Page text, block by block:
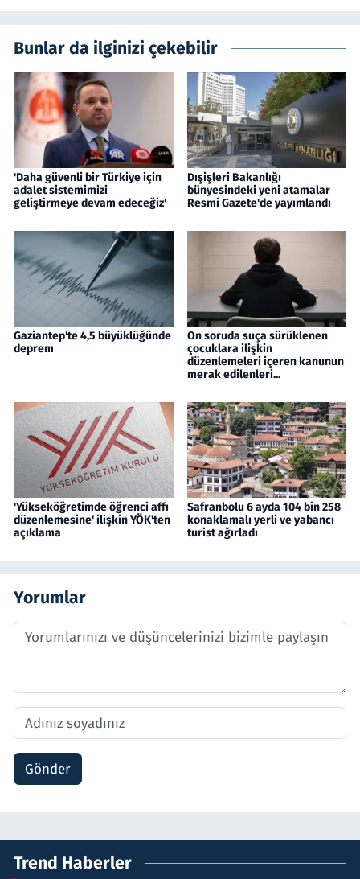
Bunlar da ilginizi çekebilir
'Daha güvenli bir Türkiye için
adalet sistemimizi
geliştirmeye devam edeceğiz'
Dışişleri Bakanlığı
bünyesindeki yeni atamalar
Resmi Gazete'de yayımlandı
Gaziantep'te 4,5 büyüklüğünde
deprem
On soruda suça sürüklenen
çocuklara ilişkin
düzenlemeleri içeren kanunun
merak edilenleri...
'Yükseköğretimde öğrenci affı
düzenlemesine' ilişkin YÖK'ten
açıklama
Safranbolu 6 ayda 104 bin 258
konaklamalı yerli ve yabancı
turist ağırladı
Yorumlar
Gönder
Trend Haberler